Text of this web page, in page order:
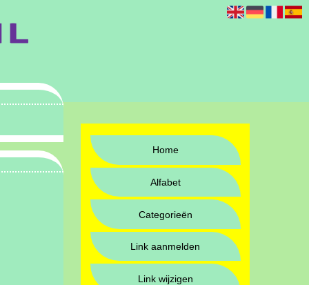
Home
Alfabet
Categorieën
Link aanmelden
Link wijzigen